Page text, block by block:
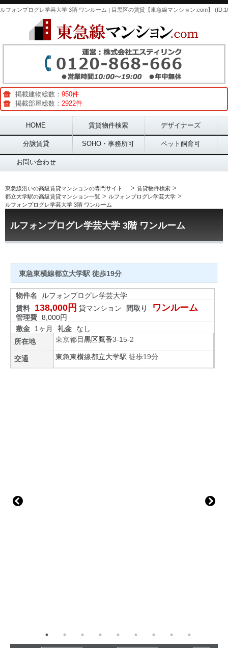
掲載建物総数： 950件
掲載部屋総数： 2922件
Main menu
HOME 賃貸物件検索 デザイナーズ
分譲賃貸 SOHO・事務所可 ペット飼育可
お問い合わせ
東急線沿いの高級賃貸マンションの専門サイト > 賃貸物件検索 >
都立大学駅の高級賃貸マンション一覧 > ルフォンプログレ学芸大学 >
ルフォンプログレ学芸大学 3階 ワンルーム
ルフォンプログレ学芸大学 3階 ワンルーム
東急東横線都立大学駅 徒歩19分
物件名
ルフォンプログレ学芸大学
賃料
138,000円 貸マンション 間取り ワンルーム
管理費 8,000円
敷金
1ヶ月 礼金
なし
所在地
東京都目黒区鷹番3-15-2
交通 東急東横線都立大学駅 徒歩19分